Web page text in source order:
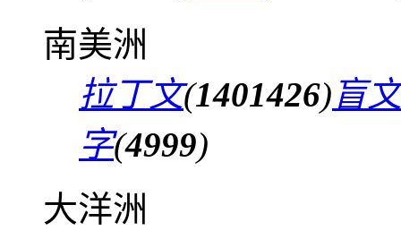
南美洲
拉丁文(1401426)盲文
字(4999)
大洋洲